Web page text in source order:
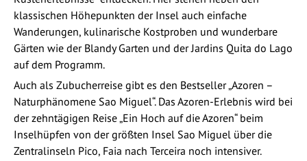
klassischen Höhepunkten der Insel auch einfache
Wanderungen, kulinarische Kostproben und wunderbare
Gärten wie der Blandy Garten und der Jardins Quita do Lago
auf dem Programm.
Auch als Zubucherreise gibt es den Bestseller „Azoren –
Naturphänomene Sao Miguel“. Das Azoren-Erlebnis wird bei
der zehntägigen Reise „Ein Hoch auf die Azoren“ beim
Inselhüpfen von der größten Insel Sao Miguel über die
Zentralinseln Pico, Faia nach Terceira noch intensiver.